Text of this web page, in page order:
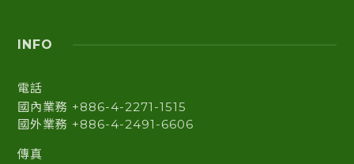
INFO
電話
國內業務 +886-4-2271-1515
國外業務 +886-4-2491-6606
傳真